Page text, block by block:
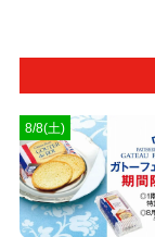
8/8(土)